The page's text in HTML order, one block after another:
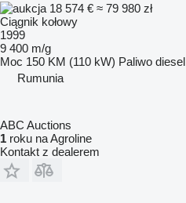
18 574 € ≈ 79 980 zł
Ciągnik kołowy
1999
9 400 m/g
Moc 150 KM (110 kW) Paliwo diesel
Rumunia
ABC Auctions
1 roku na Agroline
Kontakt z dealerem